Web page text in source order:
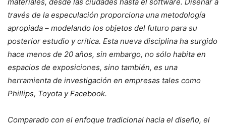
través de la especulación proporciona una metodología
apropiada – modelando los objetos del futuro para su
posterior estudio y crítica. Esta nueva disciplina ha surgido
hace menos de 20 años, sin embargo, no sólo habita en
espacios de exposiciones, sino también, es una
herramienta de investigación en empresas tales como
Phillips, Toyota y Facebook.
Comparado con el enfoque tradicional hacia el diseño, el